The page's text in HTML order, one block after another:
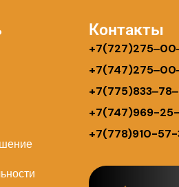
Контакты
+
+7(747)969-
+7(778)910-57-